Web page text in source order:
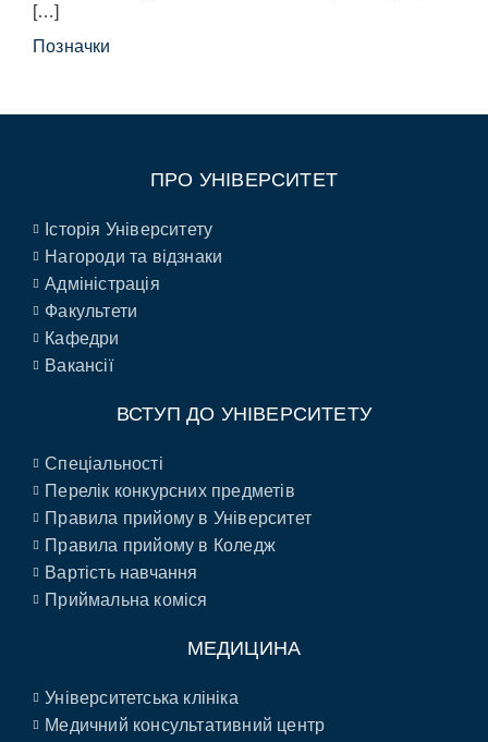
[…]
Позначки
ПРО УНІВЕРСИТЕТ
Історія Університету
Нагороди та відзнаки
Адміністрація
Факультети
Кафедри
Вакансії
ВСТУП ДО УНІВЕРСИТЕТУ
Спеціальності
Перелік конкурсних предметів
Правила прийому в Університет
Правила прийому в Коледж
Вартість навчання
Приймальна коміся
МЕДИЦИНА
Університетська клініка
Медичний консультативний центр